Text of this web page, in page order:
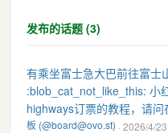
发布的话题 (3)
有乘坐富士急大巴前往富士
:blob_cat_not_like_this: 小
highways订票的教程，请
板 (@board@ovo.st) · 2026/4/23